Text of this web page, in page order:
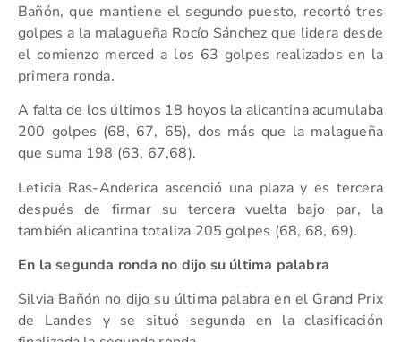
Bañón, que mantiene el segundo puesto, recortó tres
golpes a la malagueña Rocío Sánchez que lidera desde
el comienzo merced a los 63 golpes realizados en la
primera ronda.
A falta de los últimos 18 hoyos la alicantina acumulaba
200 golpes (68, 67, 65), dos más que la malagueña
que suma 198 (63, 67,68).
Leticia Ras-Anderica ascendió una plaza y es tercera
después de firmar su tercera vuelta bajo par, la
también alicantina totaliza 205 golpes (68, 68, 69).
En la segunda ronda no dijo su última palabra
Silvia Bañón no dijo su última palabra en el Grand Prix
de Landes y se situó segunda en la clasificación